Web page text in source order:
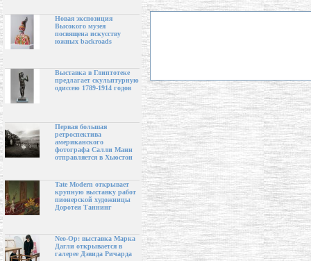
Новая экспозиция
Высокого музея
посвящена искусству
южных backroads
Выставка в Глиптотеке
предлагает скульптурную
одиссею 1789-1914 годов
Первая большая
ретроспектива
американского
фотографа Салли Манн
отправляется в Хьюстон
Tate Modern открывает
крупную выставку работ
пионерской художницы
Доротеи Таннинг
Neo-Op: выставка Марка
Дагли открывается в
галерее Дэвида Ричарда